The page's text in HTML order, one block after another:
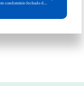
Morar em condomínio fechado de casas X condomínio de apartamentos: Compare os benefícios